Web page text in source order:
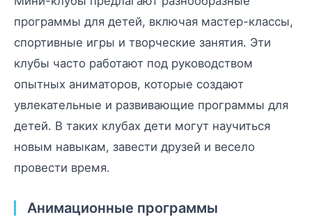
программы для детей, включая мастер-классы,
спортивные игры и творческие занятия. Эти
клубы часто работают под руководством
опытных аниматоров, которые создают
увлекательные и развивающие программы для
детей. В таких клубах дети могут научиться
новым навыкам, завести друзей и весело
провести время.
Анимационные программы